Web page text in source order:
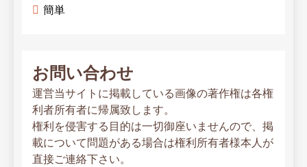
簡単
お問い合わせ
運営当サイトに掲載している画像の著作権は各権
利者所有者に帰属致します。
権利を侵害する目的は一切御座いませんので、掲
載について問題がある場合は権利所有者様本人が
直接ご連絡下さい。